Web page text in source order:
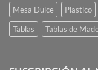
Mesa Dulce
Plastico
Tablas
Tablas de